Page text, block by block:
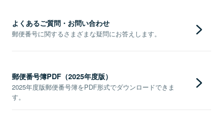
よくあるご質問・お問い合わせ
郵便番号に関するさまざまな疑問にお答えします。
郵便番号簿PDF（2025年度版）
2025年度版郵便番号簿をPDF形式でダウンロードできま
す。